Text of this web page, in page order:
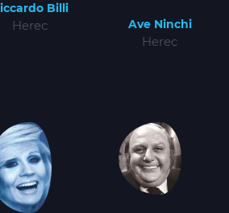
Billi
Herec Ave Ninchi
Herec